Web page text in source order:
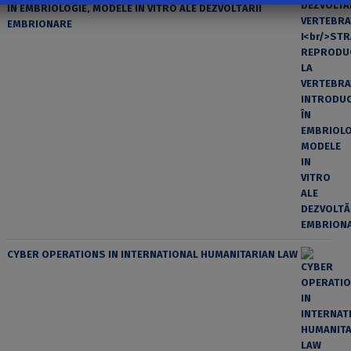
ÎN EMBRIOLOGIE, MODELE IN VITRO ALE DEZVOLTĂRII
EMBRIONARE
CYBER OPERATIONS IN INTERNATIONAL HUMANITARIAN LAW